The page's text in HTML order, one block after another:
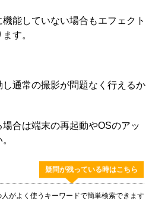
能していない場合もエフェクト
す。
通常の撮影が問題なく行えるか
合は端末の再起動やOSのアッ
疑問が残っている時はこちら
人がよく使うキーワードで簡単検索できます